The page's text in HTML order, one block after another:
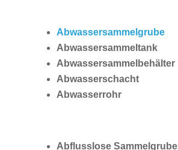
Abwassersammelgrube
Abwassersammeltank
Abwassersammelbehälter
Abwasserschacht
Abwasserrohr
Abflusslose Sammelgrube